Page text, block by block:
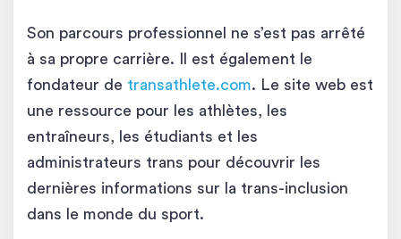
Son parcours professionnel ne s’est pas arrêté
à sa propre carrière. Il est également le
fondateur de transathlete.com. Le site web est
une ressource pour les athlètes, les
entraîneurs, les étudiants et les
administrateurs trans pour découvrir les
dernières informations sur la trans-inclusion
dans le monde du sport.